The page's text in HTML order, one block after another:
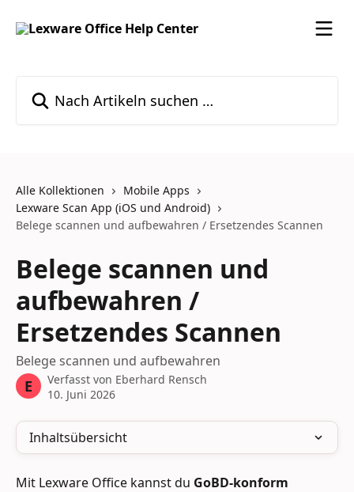
Alle Kollektionen
Mobile Apps
Lexware Scan App (iOS und Android)
Belege scannen und aufbewahren / Ersetzendes Scannen
Belege scannen und
aufbewahren /
Ersetzendes Scannen
Belege scannen und aufbewahren
E Verfasst von Eberhard Rensch
10. Juni 2026
Inhaltsübersicht
Mit Lexware Office kannst du GoBD-konform